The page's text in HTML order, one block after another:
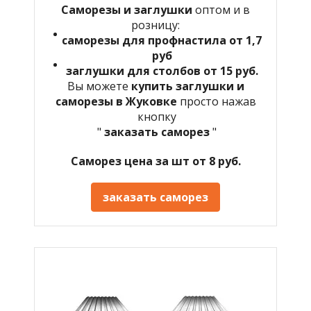
Саморезы и заглушки оптом и в
розницу:
саморезы для профнастила от 1,7
руб
заглушки для столбов от 15 руб.
Вы можете купить заглушки и
саморезы в Жуковке просто нажав
кнопку
" заказать саморез"
Саморез цена за шт от 8 руб.
заказать саморез